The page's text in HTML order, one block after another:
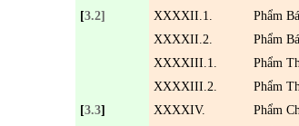
[3.2] XXXXII.1.
Phẩm
XXXXII.2.
Phẩm
XXXXIII.1.
Phẩm
XXXXIII.2.
Phẩm
[3.3] XXXXIV.
Phẩm